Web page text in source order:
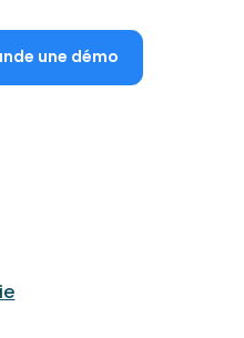
une démo